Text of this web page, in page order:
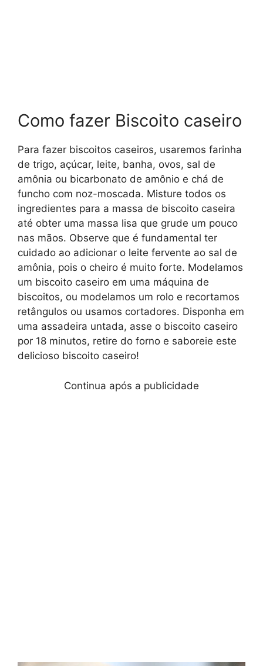
Como fazer Biscoito caseiro
Para fazer biscoitos caseiros, usaremos farinha
de trigo, açúcar, leite, banha, ovos, sal de
amônia ou bicarbonato de amônio e chá de
funcho com noz-moscada. Misture todos os
ingredientes para a massa de biscoito caseira
até obter uma massa lisa que grude um pouco
nas mãos. Observe que é fundamental ter
cuidado ao adicionar o leite fervente ao sal de
amônia, pois o cheiro é muito forte. Modelamos
um biscoito caseiro em uma máquina de
biscoitos, ou modelamos um rolo e recortamos
retângulos ou usamos cortadores. Disponha em
uma assadeira untada, asse o biscoito caseiro
por 18 minutos, retire do forno e saboreie este
delicioso biscoito caseiro!
Continua após a publicidade